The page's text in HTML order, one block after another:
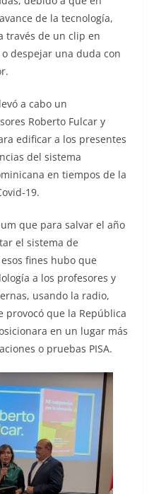
de la tecnología,
través de un clip en
despejar una duda con
a cabo un
Roberto Fulcar y
edificar a los presentes
del sistema
en tiempos de la
19.
que para salvar el año
el sistema de
fines hubo que
a los profesores y
usando la radio,
que la República
en un lugar más
o pruebas PISA.